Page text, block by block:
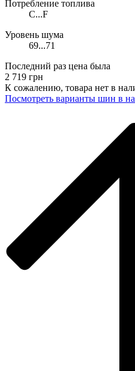
Потребление топлива
C...F
Уровень шума
69...71
Последний раз цена была
2 719 грн
К сожалению, товара нет в
Поcмотреть варианты шин в